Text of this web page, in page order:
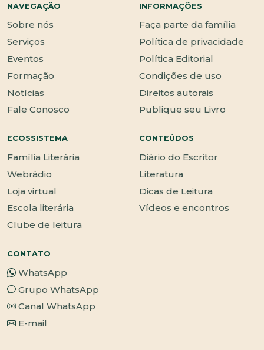
NAVEGAÇÃO
Sobre nós
Serviços
Eventos
Formação
Notícias
Fale Conosco
INFORMAÇÕES
Faça parte da família
Política de privacidade
Política Editorial
Condições de uso
Direitos autorais
Publique seu Livro
ECOSSISTEMA
Família Literária
Webrádio
Loja virtual
Escola literária
Clube de leitura
CONTEÚDOS
Diário do Escritor
Literatura
Dicas de Leitura
Vídeos e encontros
CONTATO
WhatsApp
Grupo WhatsApp
Canal WhatsApp
E-mail